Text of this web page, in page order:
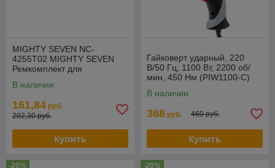
MIGHTY SEVEN NC-
4255T02 MIGHTY SEVEN
Ремкомплект для
стандартная (34, 35, 36)
В наличии
161,84 руб.
202,30 руб.
Купить
Гайковерт ударный, 220
В/50 Гц, 1100 Вт, 2200 об/
мин, 450 Нм (PIW1100-C)
В наличии
368 руб. 460 руб.
Купить
-20% -20%